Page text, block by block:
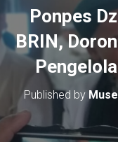
Ponpes
BRIN,
Published by